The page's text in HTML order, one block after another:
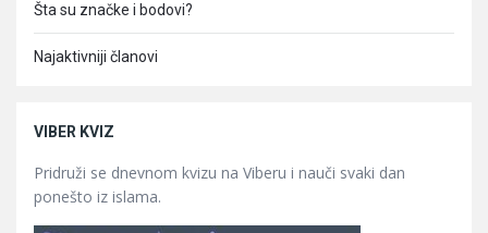
Šta su značke i bodovi?
Najaktivniji članovi
VIBER KVIZ
Pridruži se dnevnom kvizu na Viberu i nauči svaki dan
ponešto iz islama.